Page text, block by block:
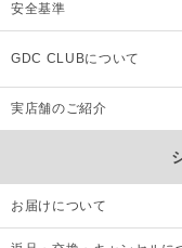
安全基準
GDC CLUBについて
実店舗のご紹介
お届けについて